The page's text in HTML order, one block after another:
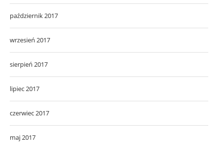
październik 2017
wrzesień 2017
sierpień 2017
lipiec 2017
czerwiec 2017
maj 2017